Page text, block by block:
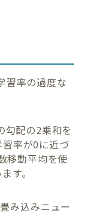
習率の過度な
勾配の2乗和を
率が0に近づ
移動平均を使
す。
み込みニュー